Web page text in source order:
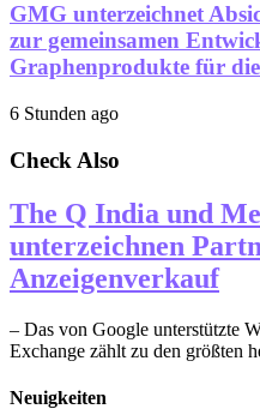
GMG unterzeichnet
zur gemeinsamen
Graphenprodukte für
6 Stunden ago
Check Also
The Q India und
unterzeichnen
Anzeigenverkauf
– Das von Google unterstützte
Exchange zählt zu den größten
Neuigkeiten